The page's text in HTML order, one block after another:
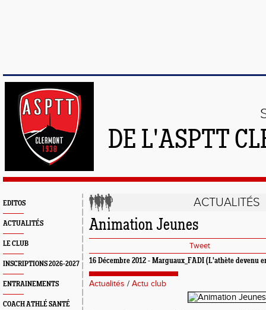
DE L'ASPTT
EDITOS
ACTUALITÉS
LE CLUB
INSCRIPTIONS 2026-2027
ENTRAINEMENTS
COACH ATHLÉ SANTÉ
ACTUALITÉS
Animation Jeunes
Tweet
16 Décembre 2012 - Marguaux_FADI (L'athète devenu
Actualités / Actu club